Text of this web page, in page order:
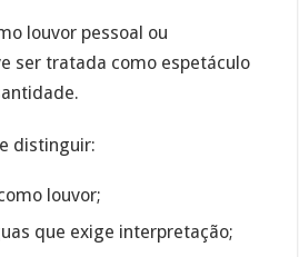
louvor pessoal ou
ser tratada como espetáculo
distinguir:
louvor;
que exige interpretação;